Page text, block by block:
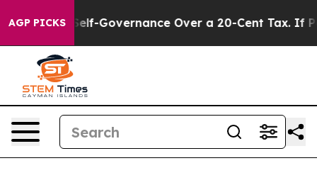
AGP PICKS
DC’s Self-Governance Over a 20-Cent Tax. If